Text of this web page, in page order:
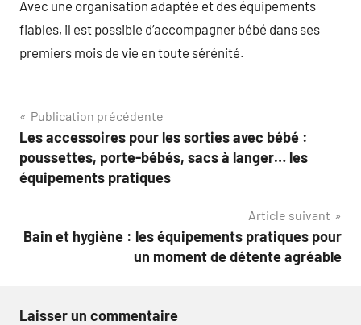
Avec une organisation adaptée et des équipements
fiables, il est possible d’accompagner bébé dans ses
premiers mois de vie en toute sérénité.
Navigation
de
l’article
Publication précédente
Les accessoires pour les sorties avec bébé :
poussettes, porte-bébés, sacs à langer… les
équipements pratiques
Article suivant
Bain et hygiène : les équipements pratiques pour
un moment de détente agréable
Laisser un commentaire